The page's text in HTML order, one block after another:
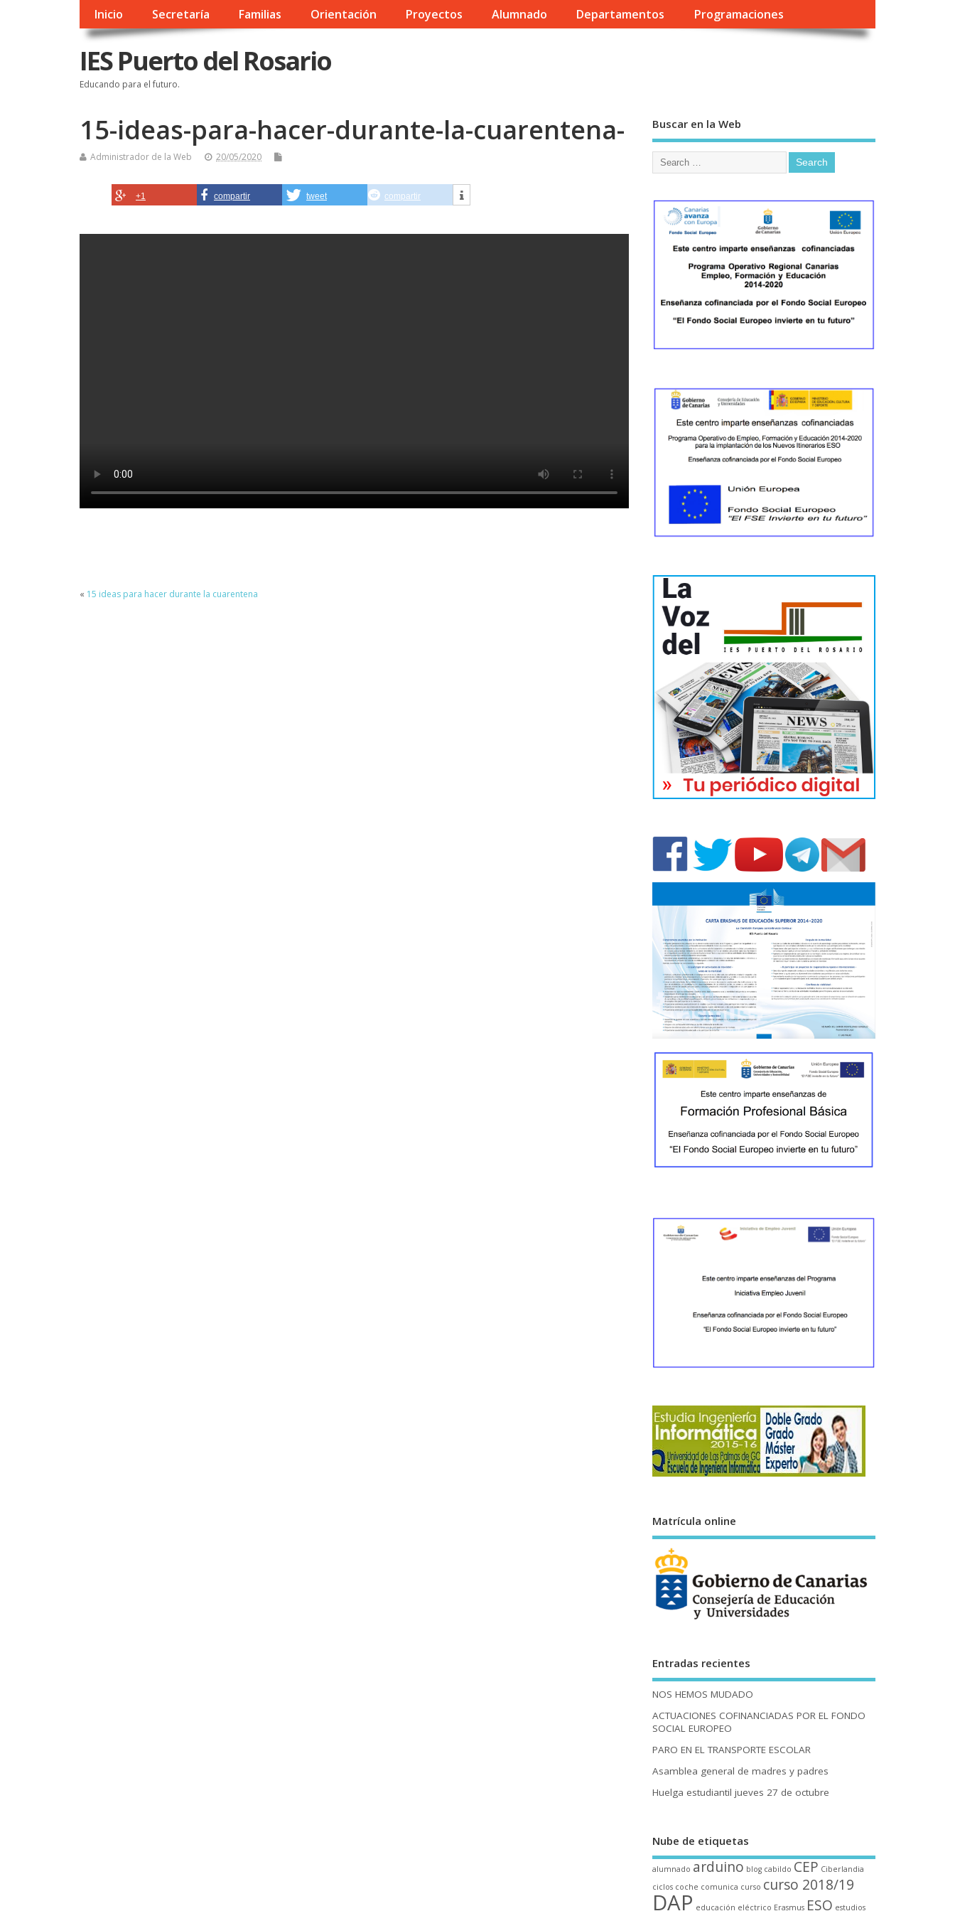
Inicio Secretaría Familias Orientación Proyectos Alumnado Departamentos Programaciones
IES Puerto del Rosario
Educando para el futuro.
15-ideas-para-hacer-durante-la-cuarentena-
Administrador de la Web 20/05/2020
+1 compartir tweet compartir
« 15 ideas para hacer durante la cuarentena
Buscar en la Web
Matrícula online
Entradas recientes
NOS HEMOS MUDADO
ACTUACIONES COFINANCIADAS POR EL FONDO
SOCIAL EUROPEO
PARO EN EL TRANSPORTE ESCOLAR
Asamblea general de madres y padres
Huelga estudiantil jueves 27 de octubre
Nube de etiquetas
alumnado arduino blog cabildo CEP Ciberlandia
ciclos coche comunica curso curso 2018/19
DAP educación eléctrico Erasmus ESO estudios